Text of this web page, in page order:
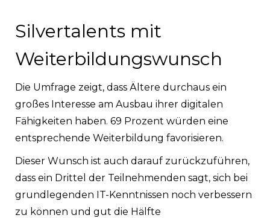
Silvertalents mit
Weiterbildungswunsch
Die Umfrage zeigt, dass Ältere durchaus ein
großes Interesse am Ausbau ihrer digitalen
Fähigkeiten haben. 69 Prozent würden eine
entsprechende Weiterbildung favorisieren.
Dieser Wunsch ist auch darauf zurückzuführen,
dass ein Drittel der Teilnehmenden sagt, sich bei
grundlegenden IT-Kenntnissen noch verbessern
zu können und gut die Hälfte